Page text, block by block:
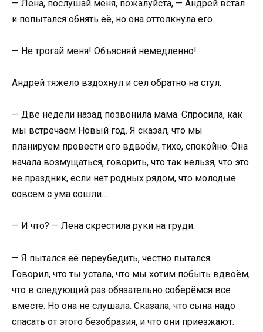
— Лена, послушай меня, пожалуйста, — Андрей встал
и попытался обнять её, но она оттолкнула его.
— Не трогай меня! Объясняй немедленно!
Андрей тяжело вздохнул и сел обратно на стул.
— Две недели назад позвонила мама. Спросила, как
мы встречаем Новый год. Я сказал, что мы
планируем провести его вдвоём, тихо, спокойно. Она
начала возмущаться, говорить, что так нельзя, что это
не праздник, если нет родных рядом, что молодые
совсем с ума сошли…
— И что? — Лена скрестила руки на груди.
— Я пытался её переубедить, честно пытался.
Говорил, что ты устала, что мы хотим побыть вдвоём,
что в следующий раз обязательно соберёмся все
вместе. Но она не слушала. Сказала, что сына надо
спасать от этого безобразия, и что они приезжают.